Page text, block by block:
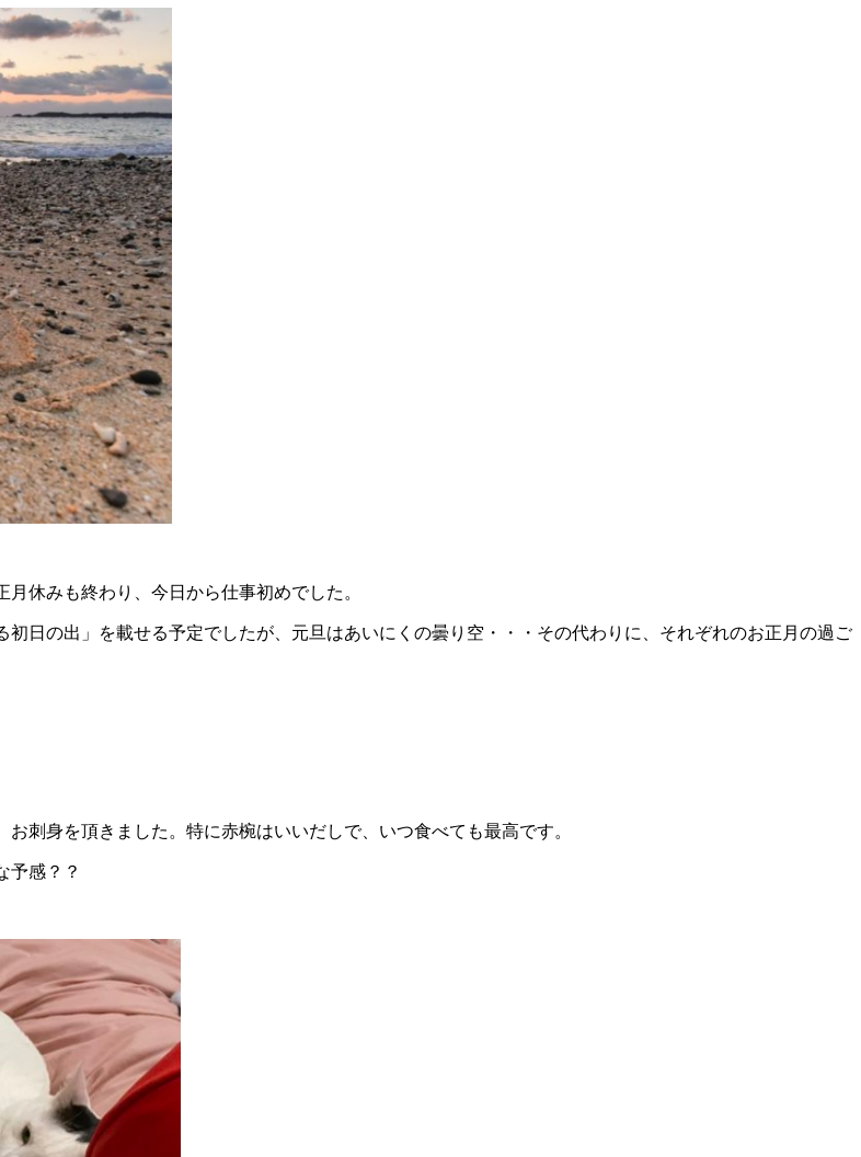
休みも終わり、今日から仕事初めでした。
日の出」を載せる予定でしたが、元旦はあいにくの曇り空・・・その代わりに、それぞれのお正月の過ご
刺身を頂きました。特に赤椀はいいだしで、いつ食べても最高です。
予感？？